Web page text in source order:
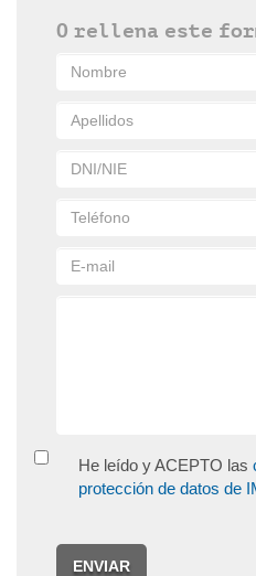
O rellena este
He leído y ACEPTO las
protección de datos de
ENVIAR